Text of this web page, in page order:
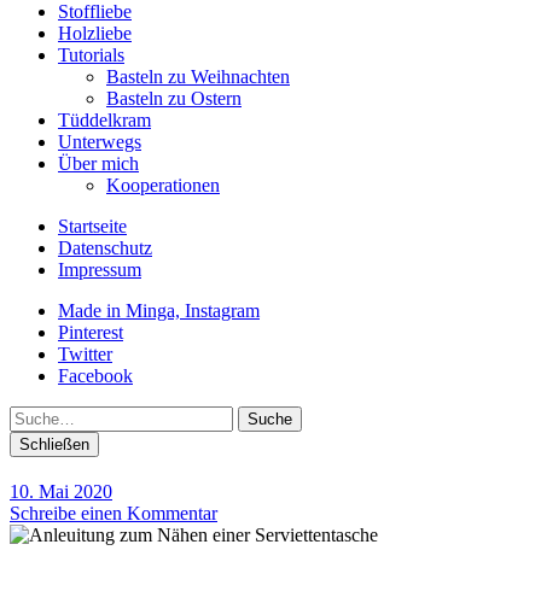
Stoffliebe
Holzliebe
Tutorials
Basteln zu Weihnachten
Basteln zu Ostern
Tüddelkram
Unterwegs
Über mich
Kooperationen
Startseite
Datenschutz
Impressum
Made in Minga, Instagram
Pinterest
Twitter
Facebook
Suche
Schließen
10. Mai 2020
Schreibe einen Kommentar